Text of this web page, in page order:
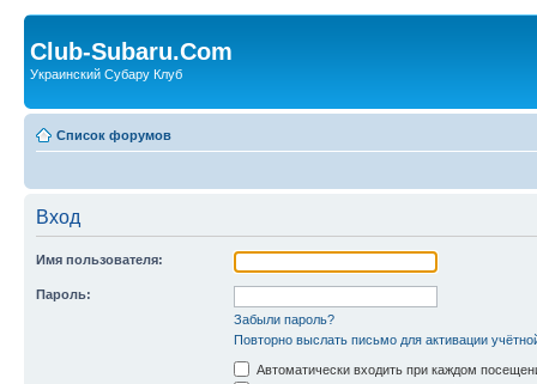
Club-Subaru.Com
Украинский Субару Клуб
Список форумов
Вход
Имя пользователя:
Пароль:
Забыли пароль?
Повторно выслать письмо для активации
Автоматически входить при каждом